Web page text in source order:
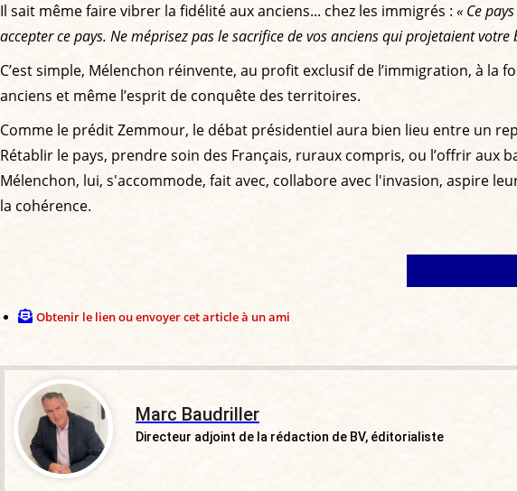
Il sait même faire vibrer la fidélité aux anciens... chez les immigrés : « Ce
accepter ce pays. Ne méprisez pas le sacrifice de vos anciens qui projetaient votre
C’est simple, Mélenchon réinvente, au profit exclusif de l’immigration, à
anciens et même l’esprit de conquête des territoires.
Comme le prédit Zemmour, le débat présidentiel aura bien lieu entre un
Rétablir le pays, prendre soin des Français, ruraux compris, ou l’offrir aux
Mélenchon, lui, s'accommode, fait avec, collabore avec l'invasion, aspire
la cohérence.
Obtenir le lien ou envoyer cet article à un ami
Marc Baudriller
Directeur adjoint de la rédaction de BV, éditorialiste